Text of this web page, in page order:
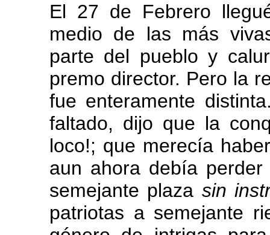
El 27 de Febrero
medio de las más
parte del pueblo y
premo director. Pero la
fue enteramente
faltado, dijo que la
loco!; que merecía
aun ahora debía
semejante plaza sin
patriotas a semejante